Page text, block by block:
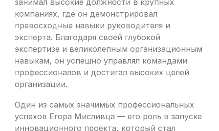
занимал высокие должности в крупных
компаниях, где он демонстрировал
превосходные навыки руководителя и
эксперта. Благодаря своей глубокой
экспертизе и великолепным организационным
навыкам, он успешно управлял командами
профессионалов и достигал высоких целей
организации.
Один из самых значимых профессиональных
успехов Егора Мисливца — его роль в запуске
инновационного проекта, который стал